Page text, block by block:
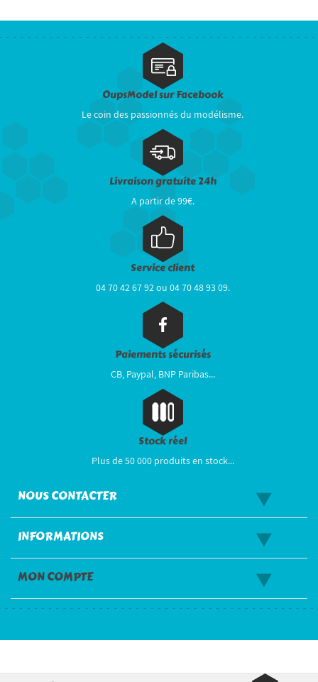
OupsModel sur Facebook
Le coin des passionnés du modélisme.
Livraison gratuite 24h
A partir de 99€.
Service client
04 70 42 67 92 ou 04 70 48 93 09.
Paiements sécurisés
CB, Paypal, BNP Paribas...
Stock réel
Plus de 50 000 produits en stock...
NOUS CONTACTER
INFORMATIONS
MON COMPTE